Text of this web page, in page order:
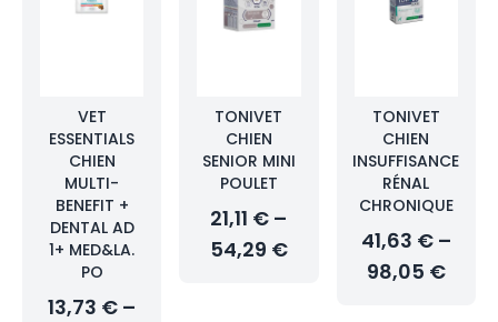
VET
ESSENTIALS
CHIEN
MULTI-
BENEFIT +
DENTAL AD
1+ MED&LA.
PO
13,73 € –
TONIVET
CHIEN
SENIOR MINI
POULET
21,11 € –
54,29 €
TONIVET
CHIEN
INSUFFISANCE
RÉNAL
CHRONIQUE
41,63 € –
98,05 €